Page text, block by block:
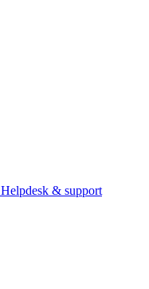
Helpdesk & support